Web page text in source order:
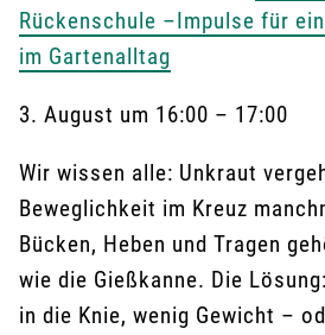
Rückenschule –Impulse für
im Gartenalltag
3. August um 16:00 – 17:00
Wir wissen alle: Unkraut
Beweglichkeit im Kreuz
Bücken, Heben und Tragen
wie die Gießkanne. Die
in die Knie, wenig Gewicht –